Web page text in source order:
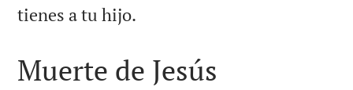
tienes a tu hijo.
Muerte de Jesús